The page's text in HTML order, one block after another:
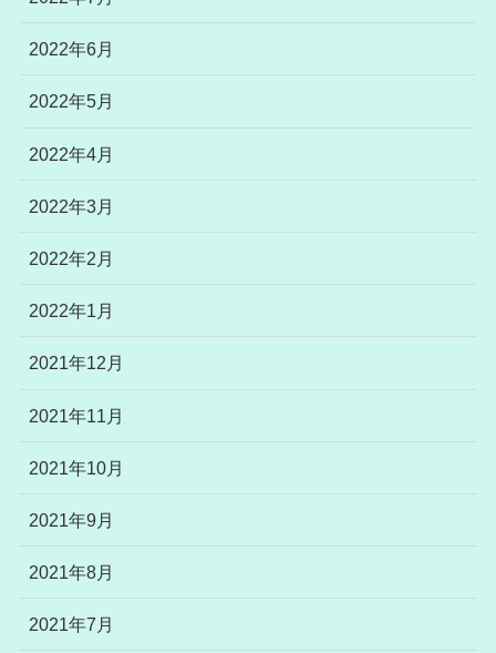
2022年6月
2022年5月
2022年4月
2022年3月
2022年2月
2022年1月
2021年12月
2021年11月
2021年10月
2021年9月
2021年8月
2021年7月